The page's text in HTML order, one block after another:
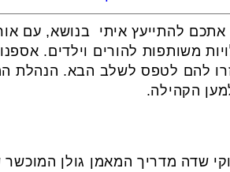
אתכם להתייעץ איתי בנושא, עם
משותפות להורים וילדים.
להם לטפס לשלב הבא. הנהלת
הקהילה.